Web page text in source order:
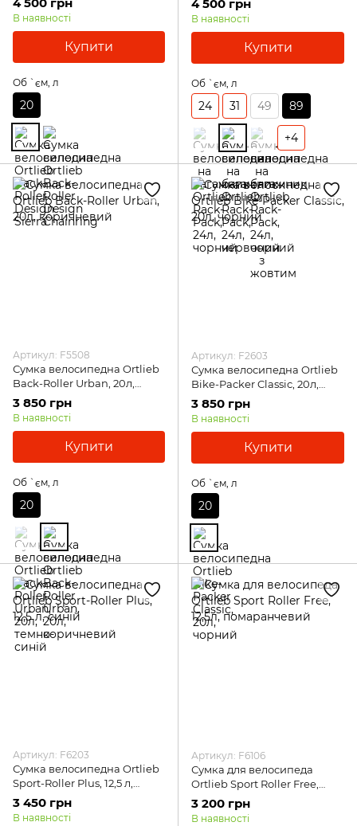
В наявності
Купити
Об `єм, л
20
4 500 грн
В наявності
Купити
Об `єм, л
24 31 49 89
+4
Артикул: F5508
Сумка велосипедна Ortlieb
Back-Roller Urban, 20л,
коричневий
3 850 грн
В наявності
Купити
Об `єм, л
20
Артикул: F2603
Сумка велосипедна Ortlieb
Bike-Packer Classic, 20л,
чорний
3 850 грн
В наявності
Купити
Об `єм, л
20
Артикул: F6203
Сумка велосипедна Ortlieb
Sport-Roller Plus, 12,5 л,
синій
3 450 грн
В наявності
Артикул: F6106
Сумка для велосипеда
Ortlieb Sport Roller Free,
12,5л, помаранчевий
3 200 грн
В наявності